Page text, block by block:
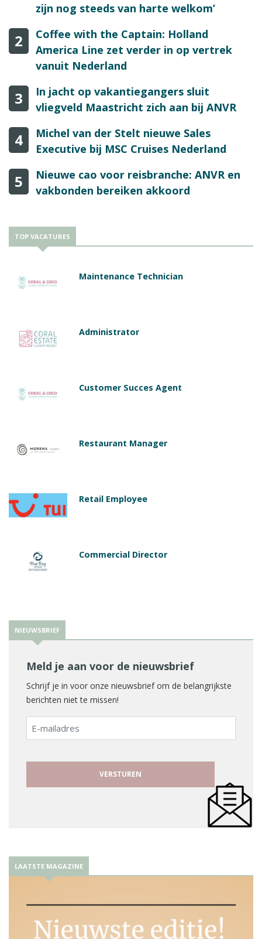
zijn nog steeds van harte welkom’
2
Coffee with the Captain: Holland
America Line zet verder in op vertrek
vanuit Nederland
3
In jacht op vakantiegangers sluit
vliegveld Maastricht zich aan bij ANVR
4
Michel van der Stelt nieuwe Sales
Executive bij MSC Cruises Nederland
5
Nieuwe cao voor reisbranche: ANVR en
vakbonden bereiken akkoord
TOP VACATURES
Maintenance Technician
Administrator
Customer Succes Agent
Restaurant Manager
Retail Employee
Commercial Director
NIEUWSBRIEF
Meld je aan voor de nieuwsbrief
Schrijf je in voor onze nieuwsbrief om de belangrijkste
berichten niet te missen!
E-
mailadres
LAATSTE MAGAZINE